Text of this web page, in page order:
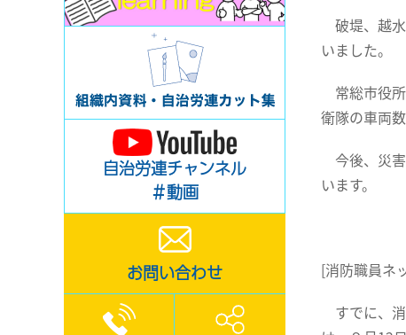
自治労連チャンネル
＃動画
お問い合わせ
破堤、越
いました。
常総市役
衛隊の車両
今後、災
います。
[消防職員ネ
すでに、